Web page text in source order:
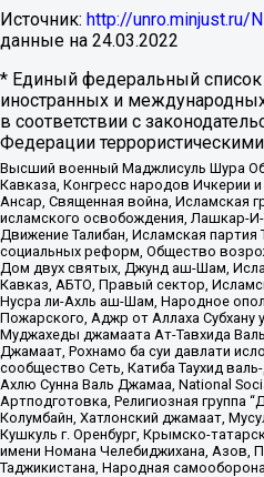
Источник: http://unro.minjust.ru/
данные на 24.03.2022
* Единый федеральный список
иностранных и
в соответствии с
Федерации
Высший военный Маджлисуль Шура
Кавказа, Конгресс народов Ичкерии
Ансар, Священная война, Исламская
исламского освобождения, Лашкар-И-
Движение Талибан, Исламская партия
социальных реформ, Общество
Дом двух святых, Джунд аш-Шам,
Кавказ, АБТО, Правый сектор,
Нусра ли-Ахль аш-Шам, Народное
Пожарского, Аджр от Аллаха Субхану
Муджахеды джамаата Ат-Тавхида
Джамаат, Рохнамо ба суи давлати
сообщество Сеть, Катиба Таухид
Ахлю Сунна Валь Джамаа, National
Артподготовка, Религиозная группа
Колумбайн, Хатлонский джамаат,
Кушкуль г. Оренбург, Крымско-
имени Номана Челебиджихана, Азов,
Таджикистана, Народная